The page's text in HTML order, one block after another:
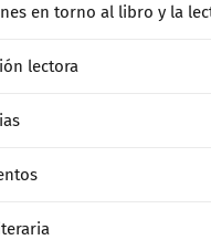
en torno al libro y la
lectora